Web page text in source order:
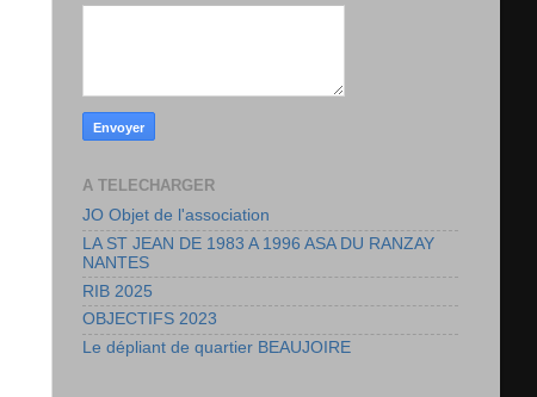
A TELECHARGER
JO Objet de l'association
LA ST JEAN DE 1983 A 1996 ASA DU RANZAY
NANTES
RIB 2025
OBJECTIFS 2023
Le dépliant de quartier BEAUJOIRE